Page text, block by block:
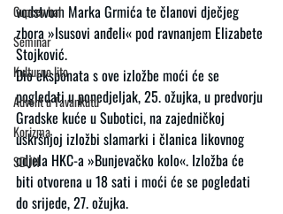
Gupcev bal
Seminar
Kulturno lito
Advent u Tavankutu
Korizma
SDUH
vodstvom Marka Grmića te članovi dječjeg
zbora »Isusovi anđeli« pod ravnanjem Elizabete
Stojković.
Dio eksponata s ove izložbe moći će se
pogledati u ponedjeljak, 25. ožujka, u predvorju
Gradske kuće u Subotici, na zajedničkoj
uskršnjoj izložbi slamarki i članica likovnog
odjela HKC-a »Bunjevačko kolo«. Izložba će
biti otvorena u 18 sati i moći će se pogledati
do srijede, 27. ožujka.